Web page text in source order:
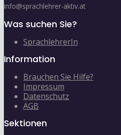
info@sprachlehrer-aktiv.at
Was suchen Sie?
SprachlehrerIn
Information
Brauchen Sie Hilfe?
Impressum
Datenschutz
AGB
Sektionen